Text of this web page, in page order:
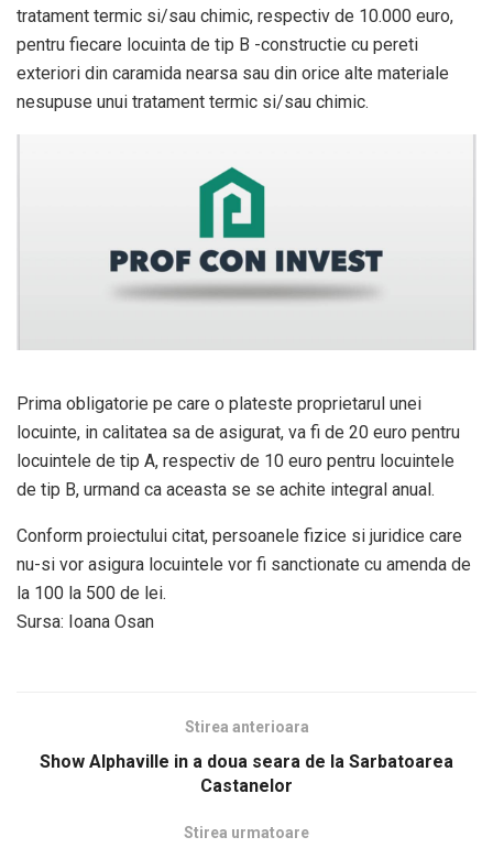
tratament termic si/sau chimic, respectiv de 10.000 euro,
pentru fiecare locuinta de tip B -constructie cu pereti
exteriori din caramida nearsa sau din orice alte materiale
nesupuse unui tratament termic si/sau chimic.
Prima obligatorie pe care o plateste proprietarul unei
locuinte, in calitatea sa de asigurat, va fi de 20 euro pentru
locuintele de tip A, respectiv de 10 euro pentru locuintele
de tip B, urmand ca aceasta se se achite integral anual.
Conform proiectului citat, persoanele fizice si juridice care
nu-si vor asigura locuintele vor fi sanctionate cu amenda de
la 100 la 500 de lei.
Sursa: Ioana Osan
Stirea anterioara
Show Alphaville in a doua seara de la Sarbatoarea
Castanelor
Stirea urmatoare